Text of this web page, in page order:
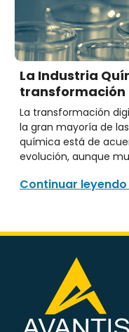
La Industria
La transformación
la gran mayoría de
química está de
evolución, aunque
Continuar leyendo